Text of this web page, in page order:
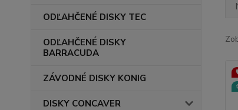
ODĽAHČENÉ DISKY TEC
ODĽAHČENÉ DISKY
BARRACUDA
ZÁVODNÉ DISKY KONIG
DISKY CONCAVER